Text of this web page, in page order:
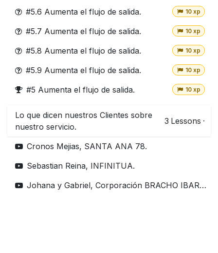
#5.6 Aumenta el flujo de salida. 10 xp
#5.7 Aumenta el flujo de salida. 10 xp
#5.8 Aumenta el flujo de salida. 10 xp
#5.9 Aumenta el flujo de salida. 10 xp
#5 Aumenta el flujo de salida. 10 xp
Lo que dicen nuestros Clientes sobre
nuestro servicio.
3 Lessons ·
Cronos Mejias, SANTA ANA 78.
Sebastian Reina, INFINITUA.
Johana y Gabriel, Corporación BRACHO IBARRA.